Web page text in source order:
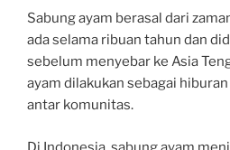
Sabung ayam berasal dari
ada selama ribuan tahun dan
sebelum menyebar ke Asia
ayam dilakukan sebagai
antar komunitas.